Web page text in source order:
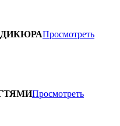
Просмотреть
Просмотреть